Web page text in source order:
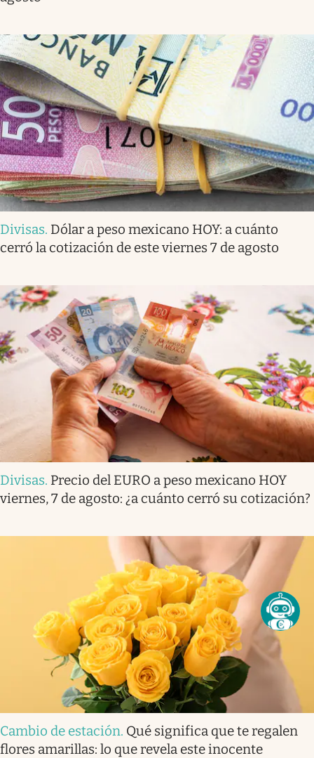
Divisas. Dólar a peso mexicano HOY: a cuánto
cerró la cotización de este viernes 7 de agosto
Divisas. Precio del EURO a peso mexicano HOY
viernes, 7 de agosto: ¿a cuánto cerró su cotización?
Cambio de estación. Qué significa que te regalen
flores amarillas: lo que revela este inocente